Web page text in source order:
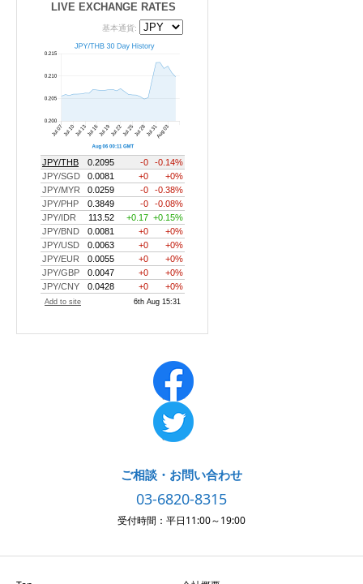
LIVE EXCHANGE RATES
ご相談・お問い合わせ
03-6820-8315
受付時間：平日11:00～19:00